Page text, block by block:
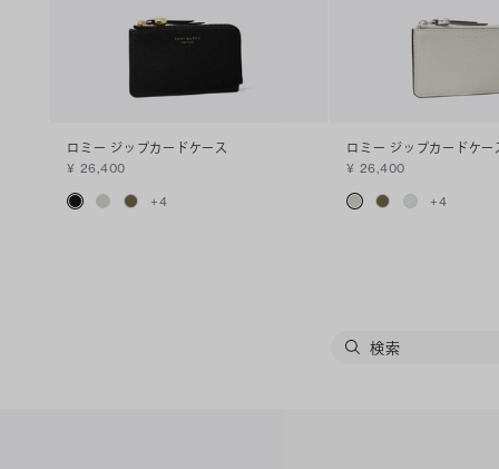
ロミー ジップカードケース
¥ 26,400
+4
ロミー ジップカードケー
¥ 26,400
+4